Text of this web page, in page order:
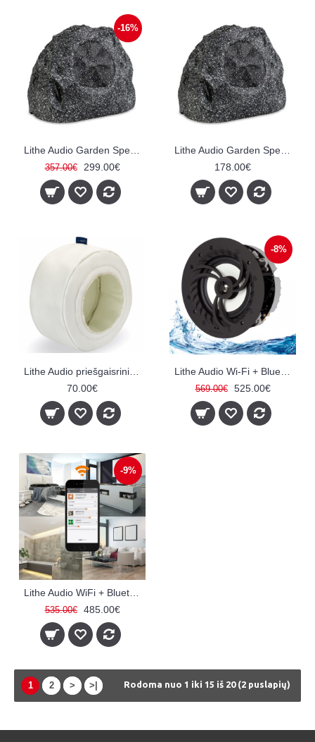
-16%
357.00€ 299.00€
178.00€
70.00€
-8%
569.00€ 525.00€
-9%
535.00€ 485.00€
1 2 > >| Rodoma nuo 1 iki 15 iš 20 (2 puslapių)